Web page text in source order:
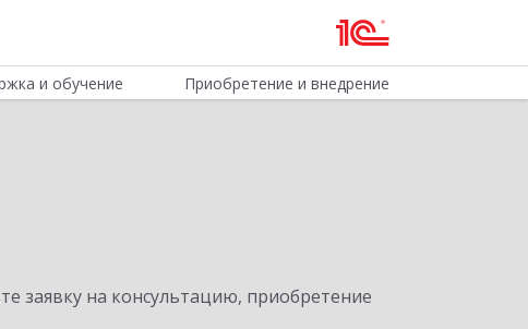
и обучение Приобретение и внедрение
заявку на консультацию, приобретение